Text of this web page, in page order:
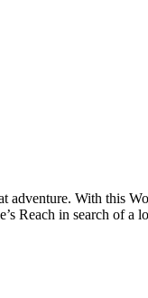
adventure. With this
Reach in search of a